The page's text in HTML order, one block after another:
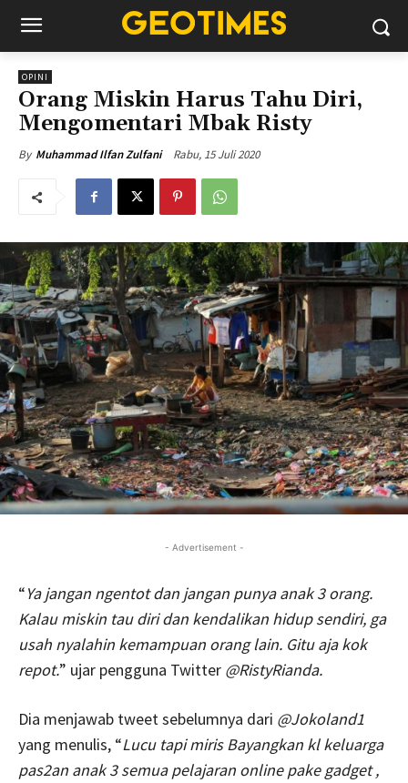
OPINI
Orang Miskin Harus Tahu Diri,
Mengomentari Mbak Risty
By Muhammad Ilfan Zulfani Rabu, 15 Juli 2020
- Advertisement -
“Ya jangan ngentot dan jangan punya anak 3 orang.
Kalau miskin tau diri dan kendalikan hidup sendiri, ga
usah nyalahin kemampuan orang lain. Gitu aja kok
repot.” ujar pengguna Twitter @RistyRianda.
Dia menjawab tweet sebelumnya dari @Jokoland1
yang menulis, “Lucu tapi miris Bayangkan kl keluarga
pas2an anak 3 semua pelajaran online pake gadget ,